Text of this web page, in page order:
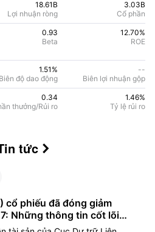
18.61B
Lợi nhuận ròng
3.03B
Cổ phần
0.93
Beta
12.70%
ROE
1.51%
Biên độ dao động
--
Biên lợi nhuận gộp
0.34
thưởng/Rủi ro
1.46%
Tỷ lệ rủi ro
tức 
cổ phiếu đã đóng giảm
Những thông tin cốt lõi